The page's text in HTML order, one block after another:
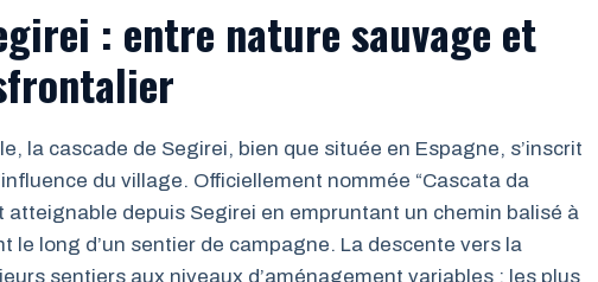
: entre nature sauvage et
la cascade de Segirei, bien que située en Espagne, s’inscrit
du village. Officiellement nommée “Cascata da
atteignable depuis Segirei en empruntant un chemin balisé à
le long d’un sentier de campagne. La descente vers la
sentiers aux niveaux d’aménagement variables ; les plus